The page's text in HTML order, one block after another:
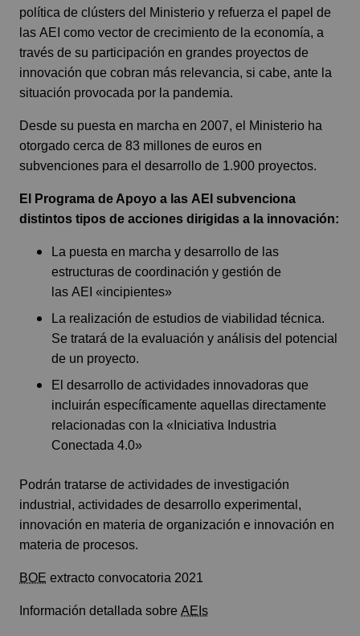
política de clústers del Ministerio y refuerza el papel de
las AEI como vector de crecimiento de la economía, a
través de su participación en grandes proyectos de
innovación que cobran más relevancia, si cabe, ante la
situación provocada por la pandemia.
Desde su puesta en marcha en 2007, el Ministerio ha
otorgado cerca de 83 millones de euros en
subvenciones para el desarrollo de 1.900 proyectos.
El Programa de Apoyo a las AEI subvenciona
distintos tipos de acciones dirigidas a la innovación:
La puesta en marcha y desarrollo de las
estructuras de coordinación y gestión de
las AEI «incipientes»
La realización de estudios de viabilidad técnica.
Se tratará de la evaluación y análisis del potencial
de un proyecto.
El desarrollo de actividades innovadoras que
incluirán específicamente aquellas directamente
relacionadas con la «Iniciativa Industria
Conectada 4.0»
Podrán tratarse de actividades de investigación
industrial, actividades de desarrollo experimental,
innovación en materia de organización e innovación en
materia de procesos.
BOE extracto convocatoria 2021
Información detallada sobre AEIs